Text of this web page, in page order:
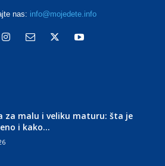
nas: info@mojedete.info
za malu i veliku maturu: šta je
i kako...